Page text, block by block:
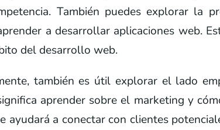
También puedes explorar la
a desarrollar aplicaciones web.
del desarrollo web.
también es útil explorar el lado
aprender sobre el marketing y
ayudará a conectar con clientes